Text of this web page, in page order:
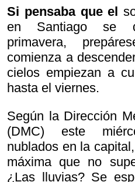
Si pensaba que el
en Santiago se
primavera,
comienza a
cielos empiezan a
hasta el viernes.
Según la Dirección
(DMC) este
nublados en la
máxima que no
¿Las lluvias? Se